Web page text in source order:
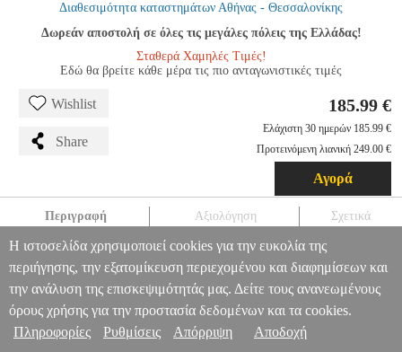
Διαθεσιμότητα καταστημάτων Αθήνας - Θεσσαλονίκης
Δωρεάν αποστολή σε όλες τις μεγάλες πόλεις της Ελλάδας!
Σταθερά Χαμηλές Τιμές!
Εδώ θα βρείτε κάθε μέρα τις πιο ανταγωνιστικές τιμές
Wishlist
Share
185.99 €
Ελάχιστη 30 ημερών 185.99 €
Προτεινόμενη λιανική 249.00 €
Αγορά
Περιγραφή Αξιολόγηση Σχετικά
BISSELL SPOTCLEAN PRO 1558N VACUUM CYLINDER
WET&DRY 750 W BAGLESS HAP.172131 HAP.172131 BISSELL
BISSELL ΗΛΕΚΤΡΙΚΕΣ ΣΚΟΥΠΕΣ BISSELL SPOTCLEAN PRO
1558N VACUUM CYLINDER WET&DRY 750 W BAGLESS
185.99
Πληροφορίες & Υπηρεσίες >
Η ιστοσελίδα χρησιμοποιεί cookies για την ευκολία της
περιήγησης, την εξατομίκευση περιεχομένου και διαφημίσεων και
την ανάλυση της επισκεψιμότητάς μας. Δείτε τους ανανεωμένους
όρους χρήσης για την προστασία δεδομένων και τα cookies.
Πληροφορίες
Ρυθμίσεις Απόρριψη Αποδοχή